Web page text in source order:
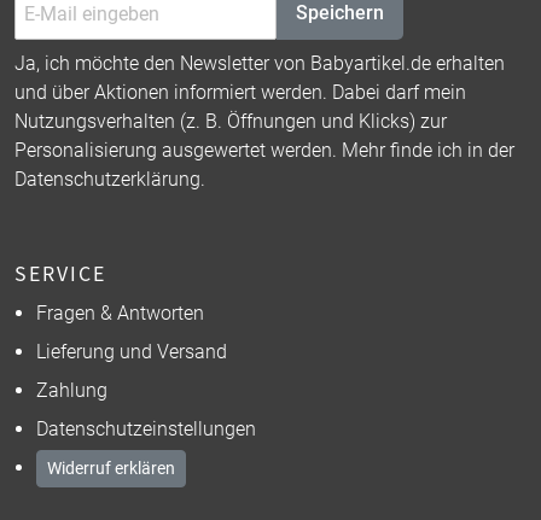
Speichern
Ja, ich möchte den Newsletter von Babyartikel.de erhalten
und über Aktionen informiert werden. Dabei darf mein
Nutzungsverhalten (z. B. Öffnungen und Klicks) zur
Personalisierung ausgewertet werden. Mehr finde ich in der
Datenschutzerklärung.
SERVICE
Fragen & Antworten
Lieferung und Versand
Zahlung
Datenschutzeinstellungen
Widerruf erklären